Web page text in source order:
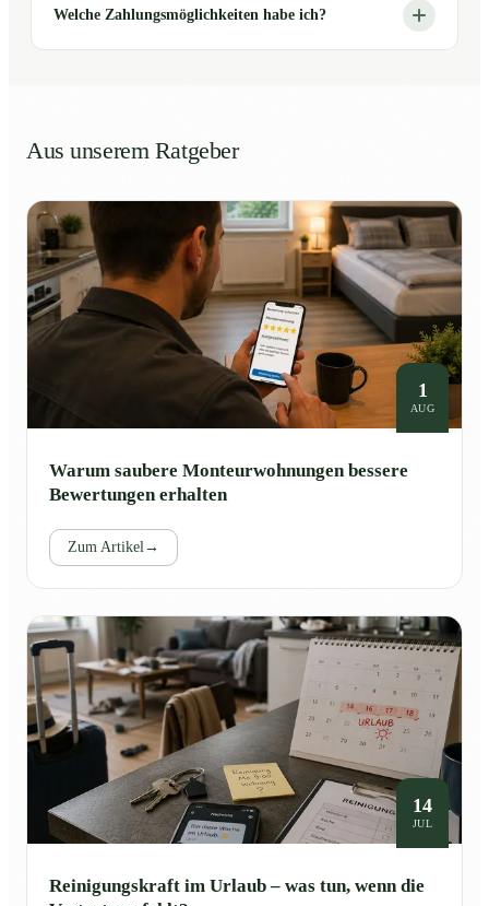
Welche Zahlungsmöglichkeiten habe ich?
Aus unserem Ratgeber
1
AUG
Warum saubere Monteurwohnungen bessere
Bewertungen erhalten
Zum Artikel →
14
JUL
Reinigungskraft im Urlaub – was tun, wenn die